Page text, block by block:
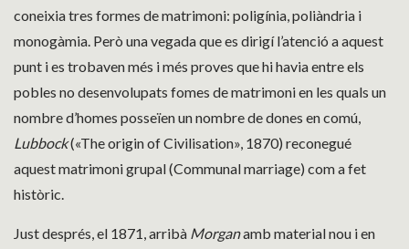
coneixia tres formes de matrimoni: poligínia, poliàndria i
monogàmia. Però una vegada que es dirigí l’atenció a aquest
punt i es trobaven més i més proves que hi havia entre els
pobles no desenvolupats fomes de matrimoni en les quals un
nombre d’homes posseïen un nombre de dones en comú,
Lubbock(«The origin of Civilisation», 1870) reconegué
aquest matrimoni grupal (Communal marriage) com a fet
històric.
Just després, el 1871, arribà Morganamb material nou i en